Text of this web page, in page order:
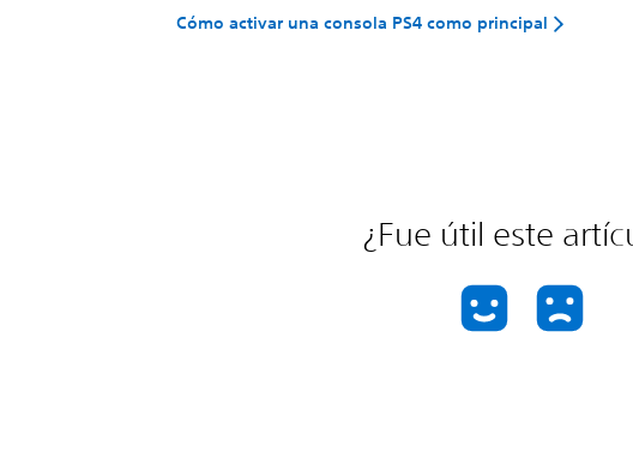
Cómo activar una consola PS4 como principal
¿Fue útil este